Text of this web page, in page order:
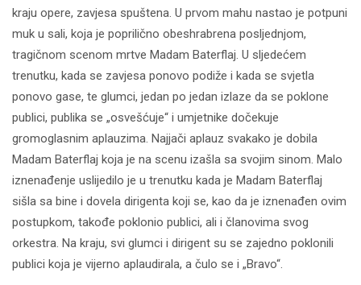
kraju opere, zavjesa spuštena. U prvom mahu nastao je potpuni
muk u sali, koja je poprilično obeshrabrena posljednjom,
tragičnom scenom mrtve Madam Baterflaj. U sljedećem
trenutku, kada se zavjesa ponovo podiže i kada se svjetla
ponovo gase, te glumci, jedan po jedan izlaze da se poklone
publici, publika se „osvešćuje“ i umjetnike dočekuje
gromoglasnim aplauzima. Najjači aplauz svakako je dobila
Madam Baterflaj koja je na scenu izašla sa svojim sinom. Malo
iznenađenje uslijedilo je u trenutku kada je Madam Baterflaj
sišla sa bine i dovela dirigenta koji se, kao da je iznenađen ovim
postupkom, takođe poklonio publici, ali i članovima svog
orkestra. Na kraju, svi glumci i dirigent su se zajedno poklonili
publici koja je vijerno aplaudirala, a čulo se i „Bravo“.